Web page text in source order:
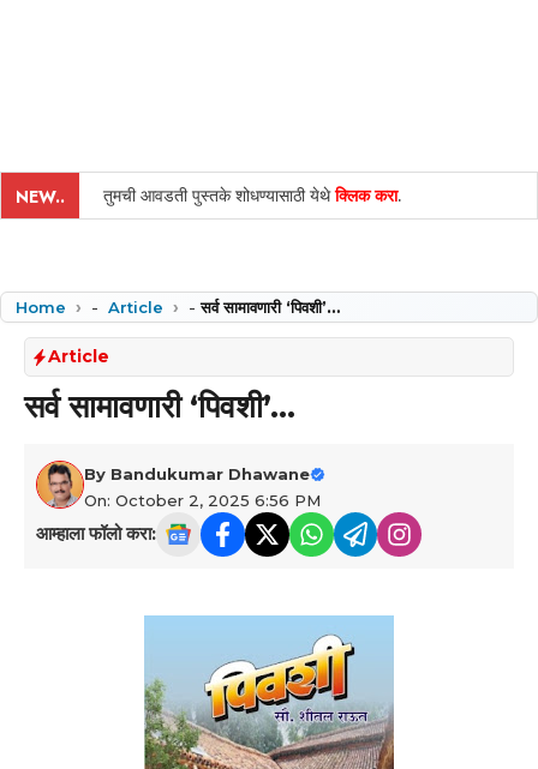
NEW.. तुमची आवडती पुस्तके शोधण्यासाठी येथेक्लिक करा.
Home - Article -सर्व सामावणारी ‘पिवशी’…
Article
सर्व सामावणारी ‘पिवशी’…
By Bandukumar Dhawane
On: October 2, 2025 6:56 PM
आम्हाला फॉलो करा: